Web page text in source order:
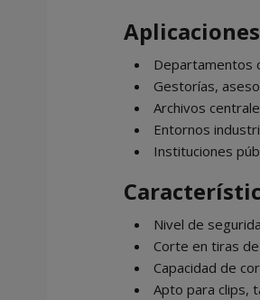
Departamentos
Gestorías,
Archivos
Entornos
Instituciones
Nivel de
Corte en tiras
Capacidad de
Apto para clips,